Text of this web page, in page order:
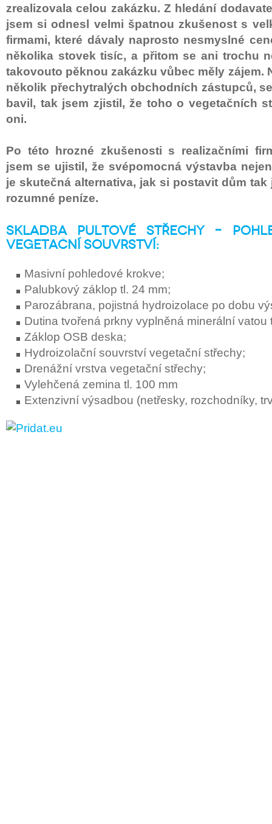
zrealizovala celou zakázku. Z hledání
jsem si odnesl velmi špatnou zkušenost s
firmami, které dávaly naprosto nesmyslné
několika stovek tisíc, a přitom se ani trochu
takovouto pěknou zakázku vůbec měly zájem.
několik přechytralých obchodních zástupců,
bavil, tak jsem zjistil, že toho o vegetačních
oni.
Po této hrozné zkušenosti s realizačními
jsem se ujistil, že svépomocná výstavba
je skutečná alternativa, jak si postavit dům tak
rozumné peníze.
Skladba pultové střechy –
vegetační souvrství:
Masivní pohledové krokve;
Palubkový záklop tl. 24 mm;
Parozábrana, pojistná hydroizolace po dobu
Dutina tvořená prkny vyplněná minerální vatou
Záklop OSB deska;
Hydroizolační souvrství vegetační střechy;
Drenážní vrstva vegetační střechy;
Vylehčená zemina tl. 100 mm
Extenzivní výsadbou (netřesky, rozchodníky,